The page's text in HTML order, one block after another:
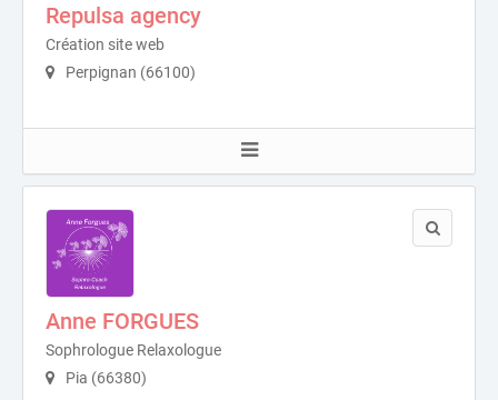
Repulsa agency
Création site web
Perpignan (66100)
Anne FORGUES
Sophrologue Relaxologue
Pia (66380)